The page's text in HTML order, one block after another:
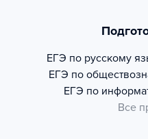
ЕГЭ по русскому
ЕГЭ по
ЕГЭ по
Все